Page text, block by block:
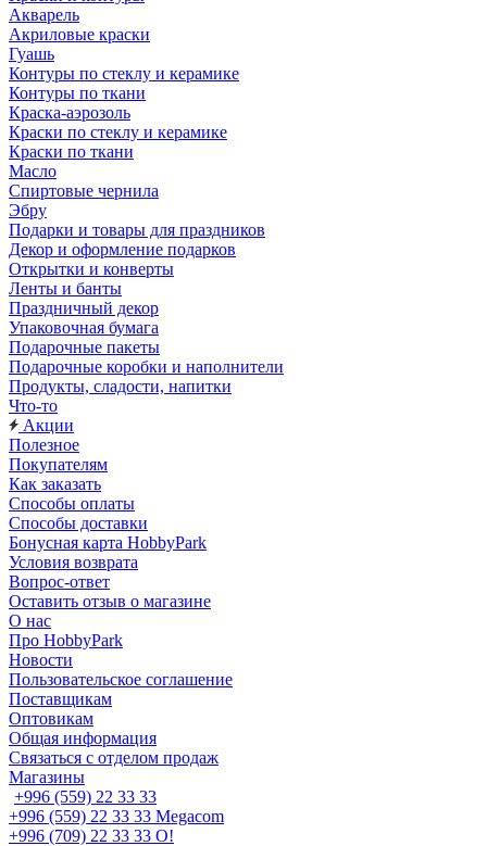
Акварель
Акриловые краски
Гуашь
Контуры по стеклу и керамике
Контуры по ткани
Краска-аэрозоль
Краски по стеклу и керамике
Краски по ткани
Масло
Спиртовые чернила
Эбру
Подарки и товары для праздников
Декор и оформление подарков
Открытки и конверты
Ленты и банты
Праздничный декор
Упаковочная бумага
Подарочные пакеты
Подарочные коробки и наполнители
Продукты, сладости, напитки
Что-то
Акции
Полезное
Покупателям
Как заказать
Способы оплаты
Способы доставки
Бонусная карта HobbyPark
Условия возврата
Вопрос-ответ
Оставить отзыв о магазине
О нас
Про HobbyPark
Новости
Пользовательское соглашение
Поставщикам
Оптовикам
Общая информация
Связаться с отделом продаж
Магазины
+996 (559) 22 33 33
+996 (559) 22 33 33 Megacom
+996 (709) 22 33 33 O!